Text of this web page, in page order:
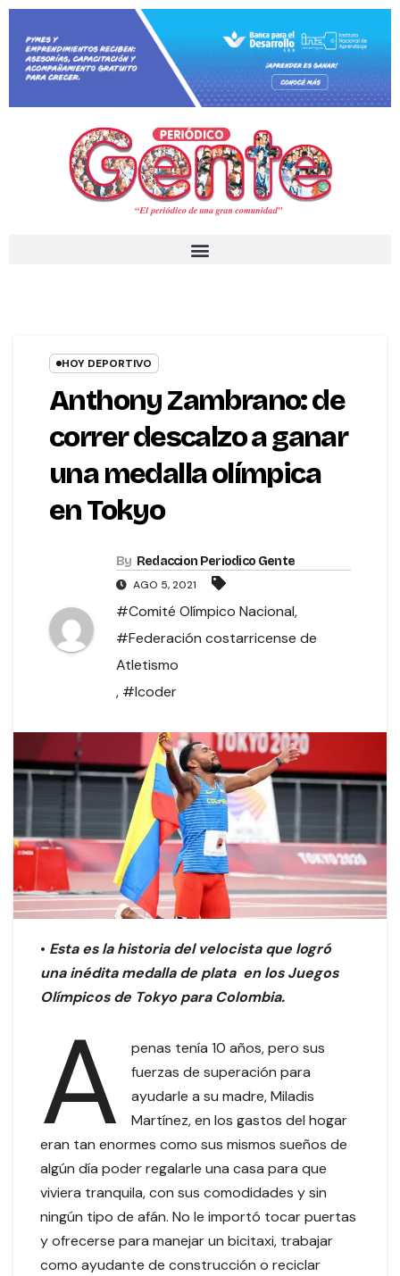
HOY DEPORTIVO
Anthony Zambrano: de
correr descalzo a ganar
una medalla olímpica
en Tokyo
By Redaccion Periodico Gente
AGO 5, 2021
#Comité Olímpico Nacional,
#Federación costarricense de
Atletismo
, #Icoder
• Esta es la historia del velocista que logró
una inédita medalla de plata en los Juegos
Olímpicos de Tokyo para Colombia.
A
penas tenía 10 años, pero sus
fuerzas de superación para
ayudarle a su madre, Miladis
Martínez, en los gastos del hogar
eran tan enormes como sus mismos sueños de
algún día poder regalarle una casa para que
viviera tranquila, con sus comodidades y sin
ningún tipo de afán. No le importó tocar puertas
y ofrecerse para manejar un bicitaxi, trabajar
como ayudante de construcción o reciclar